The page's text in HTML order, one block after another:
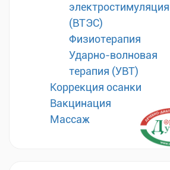
электростимуляция
(ВТЭС)
Физиотерапия
Ударно-волновая
терапия (УВТ)
Коррекция осанки
Вакцинация
Массаж